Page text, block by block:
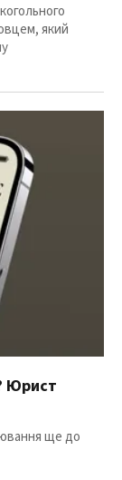
який
Юрист
ще до